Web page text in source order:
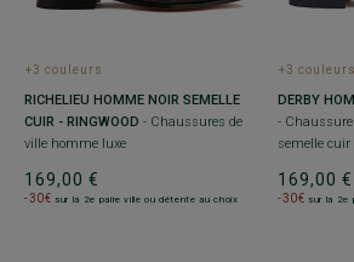
+3 couleurs
RICHELIEU HOMME NOIR SEMELLE
CUIR - RINGWOOD - Chaussures de
ville homme luxe
169,00 €
-30€ sur la 2e paire ville ou détente au choix
+3 couleurs
DERBY
-
semelle cuir
169,00 €
-30€ sur la 2e